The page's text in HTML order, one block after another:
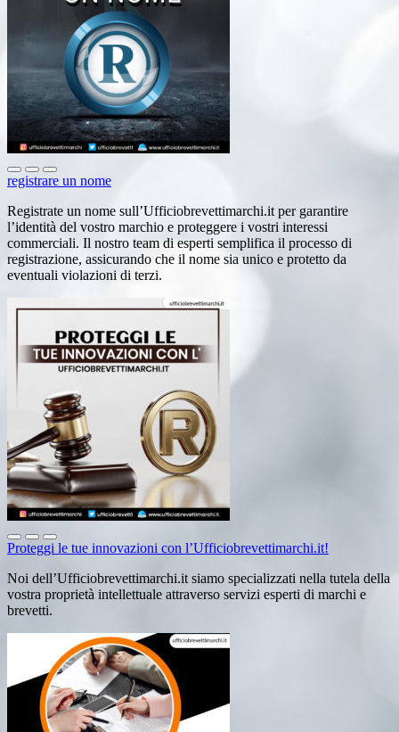
registrare un nome
Registrate un nome sull’Ufficiobrevettimarchi.it per garantire
l’identità del vostro marchio e proteggere i vostri interessi
commerciali. Il nostro team di esperti semplifica il processo di
registrazione, assicurando che il nome sia unico e protetto da
eventuali violazioni di terzi.
Proteggi le tue innovazioni con l’Ufficiobrevettimarchi.it!
Noi dell’Ufficiobrevettimarchi.it siamo specializzati nella tutela della
vostra proprietà intellettuale attraverso servizi esperti di marchi e
brevetti.